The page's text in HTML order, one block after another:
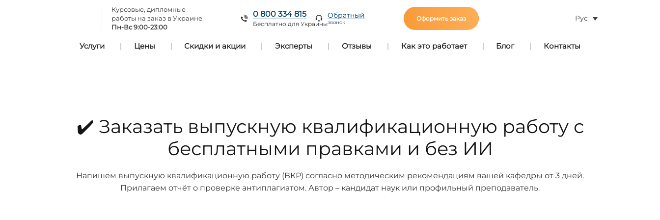
Курсовые, дипломные
работы на заказ в Украине.
Пн-Вс 9:00-23:00
0 800 334 815
Бесплатно для Украины
Обратный
звонок
Оформить заказ Рус
Услуги Цены Скидки и акции Эксперты Отзывы Как это работает Блог Контакты
✔️ Заказать выпускную квалификационную работу с
бесплатными правками и без ИИ
Напишем выпускную квалификационную работу (ВКР) согласно методическим рекомендациям вашей кафедры от 3 дней.
Прилагаем отчёт о проверке антиплагиатом. Автор – кандидат наук или профильный преподаватель.